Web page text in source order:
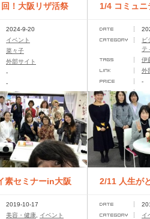
！大阪リザ活祭
2024-9-20
イベント
菜々子
外部サイト
-
-
1/4 コミュニ
ZOOM講座
ビ
テ
伊
外
-
素セミナーin大阪
2019-10-17
美容・健康
イベント
2/11 人生が
白くなる対
イ